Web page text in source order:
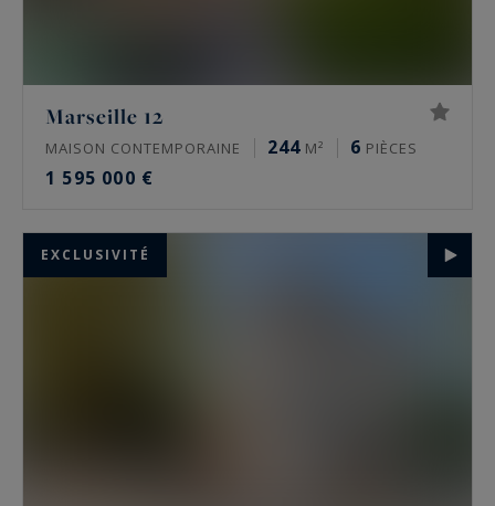
Marseille 12
MAISON CONTEMPORAINE 244 M² 6 PIÈCES
1 595 000 €
EXCLUSIVITÉ